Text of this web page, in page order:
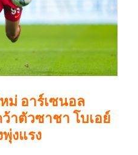
ม่ อาร์เซนอล
าตัวซาชา โบเอย์
งแรง